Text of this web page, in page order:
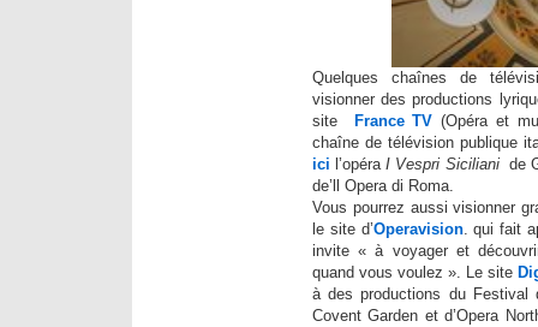
Quelques chaînes de
visionner des productions
site
France TV (Opéra et
chaîne de télévision publique
ici l’opéraI Vespri Sicilianide
de’ll Opera di Roma.
Vous pourrez aussi visionner
le site d’Operavision. qui fait
invite « à voyager et
quand vous voulez ». Le site
à des productions du Festival
Covent Garden et d’Opera